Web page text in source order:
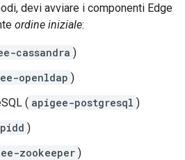
devi avviare i componenti Edge
ordine iniziale:
cassandra )
openldap )
( apigee-postgresql )
)
zookeeper )